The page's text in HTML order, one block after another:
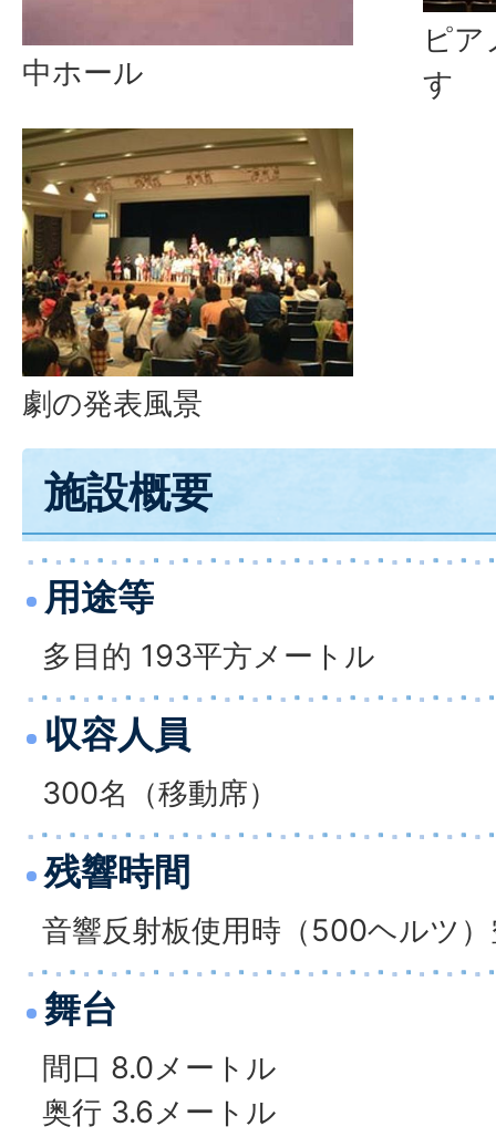
中ホール
ピ
す
劇の発表風景
施設概要
用途等
多目的 193平方メートル
収容人員
300名（移動席）
残響時間
音響反射板使用時（500ヘルツ
舞台
間口 8.0メートル
奥行 3.6メートル